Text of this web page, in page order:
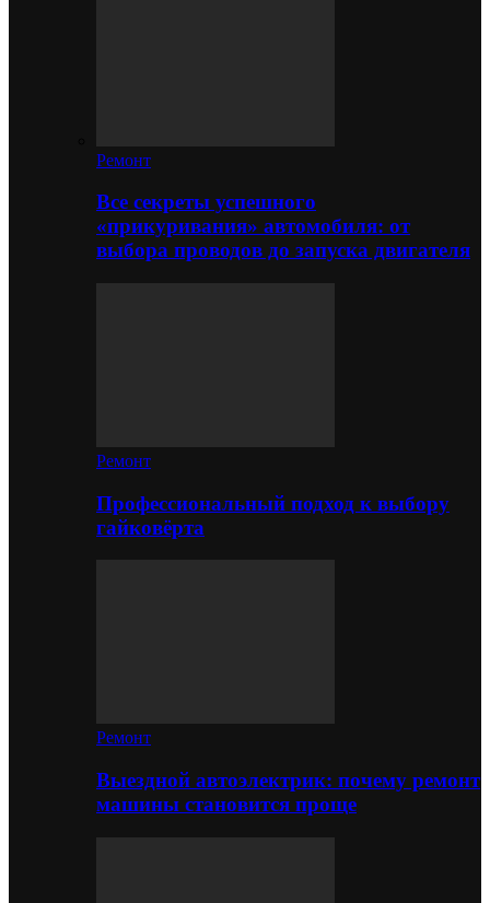
Ремонт
Все секреты успешного
«прикуривания» автомобиля: от
выбора проводов до запуска двигателя
Ремонт
Профессиональный подход к выбору
гайковёрта
Ремонт
Выездной автоэлектрик: почему ремонт
машины становится проще